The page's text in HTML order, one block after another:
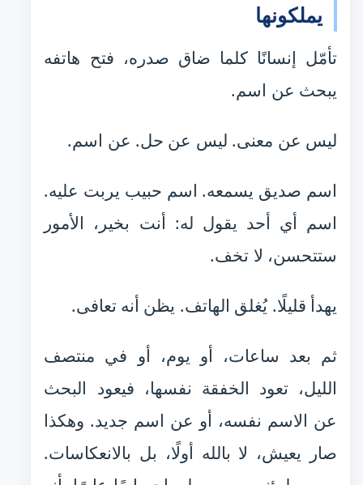
يملكونها
تأمّل إنسانًا كلما ضاق صدره، فتح هاتفه
يبحث عن اسم.
ليس عن معنى. ليس عن حل. عن اسم.
اسم صديق يسمعه. اسم حبيب يربت عليه.
اسم أي أحد يقول له: أنت بخير، الأمور
ستتحسن، لا تخف.
يهدأ قليلًا. يُغلق الهاتف. يظن أنه تعافى.
ثم بعد ساعات، أو يوم، أو في منتصف
الليل، تعود الخفقة نفسها، فيعود البحث
عن الاسم نفسه، أو عن اسم جديد. وهكذا
صار يعيش، لا بالله أولًا، بل بالانعكاسات.